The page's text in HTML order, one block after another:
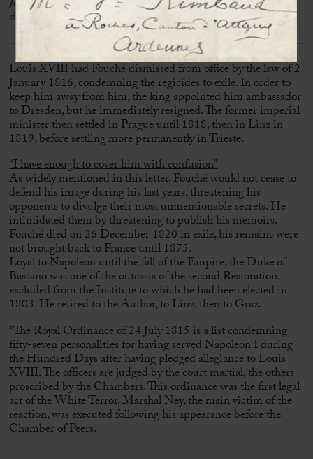
du duc de Bassano »
Louis XVIII had Fouché dismissed from office by the law of 2
January 1816, condemning the regicides to exile. In order to
keep him away from him, the king appointed him ambassador
to Dresden, but he immediately resigned. The former imperial
minister then settled in Prague until 1818, then in Linz in
1819, before settling more permanently in Trieste.
“I have enough to cover him with confusion”
As widely mentioned in this letter, Fouché would not cease to
defend his image during his last years, threatening his
opponents to divulge their most unmentionable secrets. He
intimidated them by threatening to publish his memoirs.
Fouché died on 26 December 1820 in exile, his remains were
not brought back to France until 1875.
Loyal to Napoleon until the fall of the Empire, the Duke of
Bassano was one of the outcasts of the second Restoration,
excluded from the Institute to which he had been elected in
1803. He retired to the Author, to Linz, then to Graz.
*The Royal Ordinance of 24 July 1815 is a list condemning
fifty-seven personalities for having served Napoleon I during
the Hundred Days after having pledged allegiance to Louis
XVIII. The officers are judged by the court martial, the others
proscribed by the Chambers. This ordinance was the first legal
act of the White Terror. Marshal Ney, the main victim of the
reaction, was executed following his appearance before the
Chamber of Peers.